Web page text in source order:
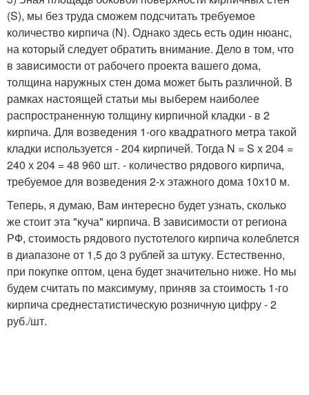
(S), мы без труда сможем подсчитать требуемое
количество кирпича (N). Однако здесь есть один нюанс,
на который следует обратить внимание. Дело в том, что
в зависимости от рабочего проекта вашего дома,
толщина наружных стен дома может быть различной. В
рамках настоящей статьи мы выберем наиболее
распространенную толщину кирпичной кладки - в 2
кирпича. Для возведения 1-ого квадратного метра такой
кладки используется - 204 кирпичей. Тогда N = S x 204 =
240 х 204 = 48 960 шт. - количество рядового кирпича,
требуемое для возведения 2-х этажного дома 10х10 м.
Теперь, я думаю, Вам интересно будет узнать, сколько
же стоит эта "куча" кирпича. В зависимости от региона
РФ, стоимость рядового пустотелого кирпича колеблется
в диапазоне от 1,5 до 3 рублей за штуку. Естественно,
при покупке оптом, цена будет значительно ниже. Но мы
будем считать по максимуму, приняв за стоимость 1-го
кирпича среднестатистическую розничную цифру - 2
руб./шт.